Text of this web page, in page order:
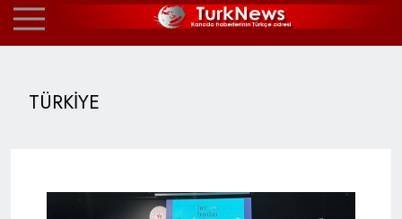
TÜRKİYE